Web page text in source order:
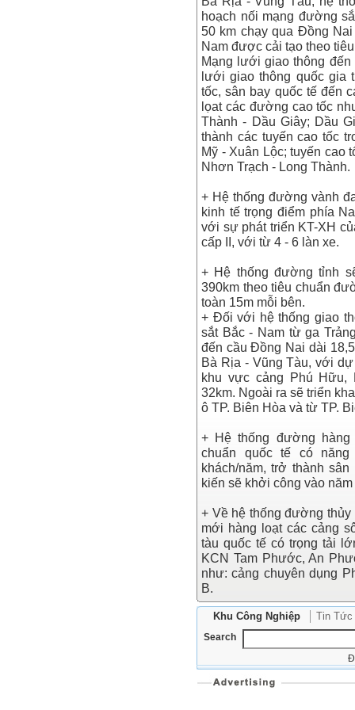
hoạch nối mạng đường
50 km chạy qua Đồng
Nam được cải tạo theo
Mạng lưới giao thông
lưới giao thông quốc gia
tốc, sân bay quốc tế đến
lọat các đường cao tốc
Thành - Dầu Giây; Dầu
thành các tuyến cao tốc
Mỹ - Xuân Lộc; tuyến cao
Nhơn Trạch - Long Thành.
+ Hệ thống đường vành
kinh tế trọng điểm phía
với sự phát triển KT-XH
cấp II, với từ 4 - 6 làn xe.
+ Hệ thống đường tỉnh
390km theo tiêu chuẩn
toàn 15m mỗi bên.
+ Đối với hệ thống giao
sắt Bắc - Nam từ ga
đến cầu Đồng Nai dài
Bà Rịa - Vũng Tàu, với
khu vực cảng Phú Hữu,
32km. Ngoài ra sẽ triển
ô TP. Biên Hòa và từ TP.
+ Hệ thống đường hàng
chuẩn quốc tế có
khách/năm, trở thành
kiến sẽ khởi công vào
+ Về hệ thống đường
mới hàng loạt các cảng
tàu quốc tế có trọng tải
KCN Tam Phước, An
như: cảng chuyên dụng
B.
Khu Công Nghiệp Tin Tức
Search